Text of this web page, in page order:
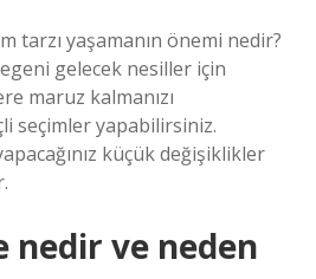
tarzı yaşamanın önemi nedir?
gelecek nesiller için
maruz kalmanızı
seçimler yapabilirsiniz.
küçük değişiklikler
nedir ve neden